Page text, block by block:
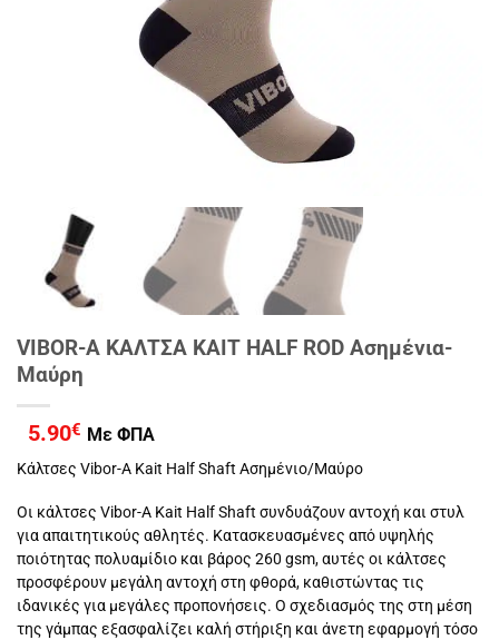
VIBOR-A ΚΑΛΤΣΑ KAIT HALF ROD Ασημένια-
Μαύρη
5.90€ Με ΦΠΑ
Κάλτσες Vibor-A Kait Half Shaft Ασημένιο/Μαύρο
Οι κάλτσες Vibor-A Kait Half Shaft συνδυάζουν αντοχή και στυλ
για απαιτητικούς αθλητές. Κατασκευασμένες από υψηλής
ποιότητας πολυαμίδιο και βάρος 260 gsm, αυτές οι κάλτσες
προσφέρουν μεγάλη αντοχή στη φθορά, καθιστώντας τις
ιδανικές για μεγάλες προπονήσεις. Ο σχεδιασμός της στη μέση
της γάμπας εξασφαλίζει καλή στήριξη και άνετη εφαρμογή τόσο